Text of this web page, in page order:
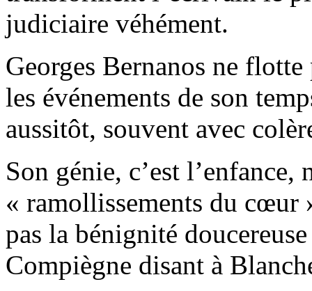
judiciaire véhément.
Georges Bernanos ne
les événements de son
aussitôt, souvent avec
Son génie, c’est
« ramollissements du cœur
pas la bénignité
Compiègne disant à